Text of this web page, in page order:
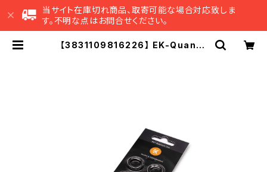
当サイト在庫切れ商品、取寄可能な場合対応致しま
す。不明な点はお問合せください。
【3831109816226】 EK-Quantu